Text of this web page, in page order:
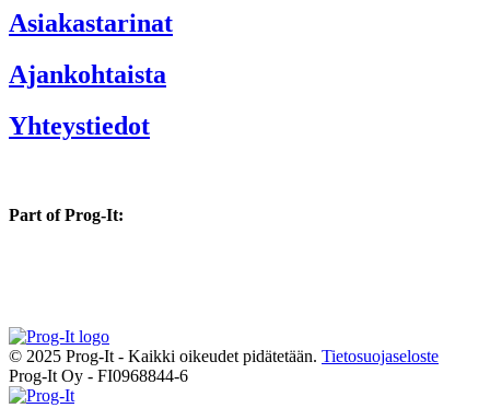
Asiakastarinat
Ajankohtaista
Yhteystiedot
Part of Prog-It:
© 2025 Prog-It - Kaikki oikeudet pidätetään. Tietosuojaseloste
Prog-It Oy - FI0968844-6